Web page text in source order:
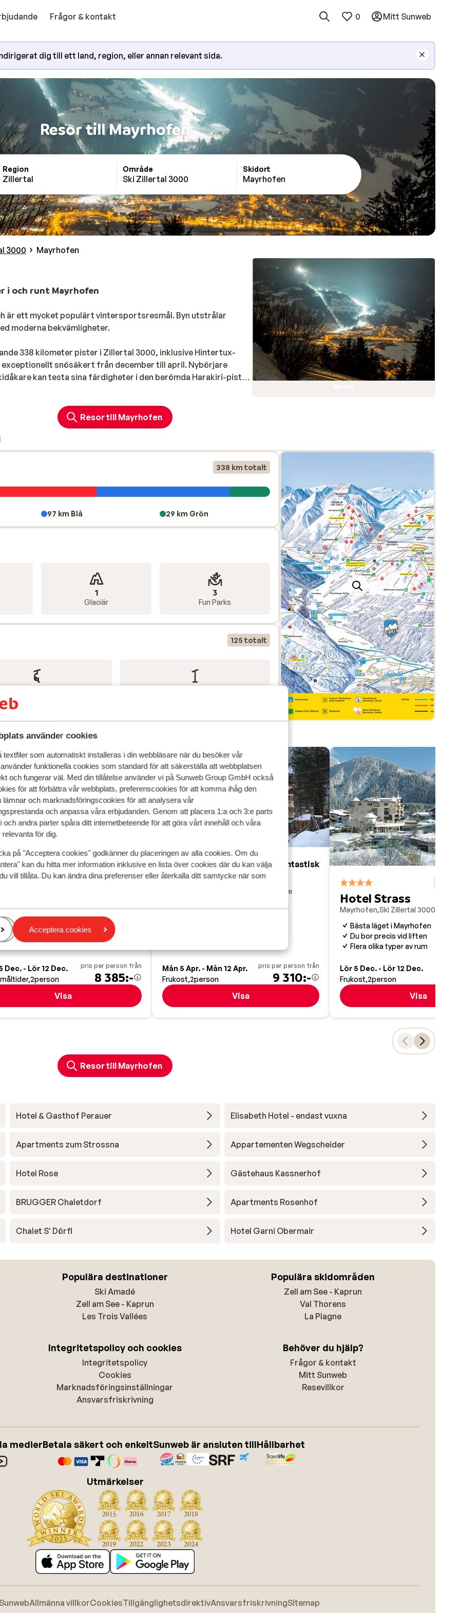
använder cookies
textfiler som automatiskt installeras i din webbläsare när du besöker vår
funktionella cookies som standard för att säkerställa att webbplatsen
och fungerar väl. Med din tillåtelse använder vi på Sunweb Group GmbH också
för att förbättra vår webbplats, preferenscookies för att komma ihåg den
lämnar och marknadsföringscookies för att analysera vår
och anpassa våra erbjudanden. Genom att placera 1:a och 3:e parts
andra parter spåra ditt internetbeteende för att göra vårt innehåll och våra
för dig.
på "Acceptera cookies" godkänner du placeringen av alla cookies. Om du
kan du hitta mer information inklusive en lista över cookies där du kan välja
vill tillåta. Du kan ändra dina preferenser eller återkalla ditt samtycke när som
Acceptera cookies
Frågor & kontakt 0 Mitt Sunweb
dig till ett land, region, eller annan relevant sida.
Resor till Mayrhofen
Region
Zillertal
Område
Ski Zillertal 3000
Skidort
Mayrhofen
3000 Mayrhofen
i och runt Mayrhofen
är ett mycket populärt vintersportsresmål. Byn utstrålar
moderna bekvämligheter.
338 kilometer pister i Zillertal 3000, inklusive Hintertux-
snösäkert från december till april. Nybörjare
kan testa sina färdigheter i den berömda Harakiri-pisten
vilket gör att du kan utforska backarna i Hochzillertal,
de soliga backarna i Penkenjoch till de långa dalgångarna
om alternativa aktiviteter: skridskoåkning på isbanan,
sista minuten-vintersportsemester? Då är Mayrhofen, med
perfekt för både korta skidresor och längre familjesemestrar.
kontrasten för en varierad vintersportdag. På morgonen kan du
kan du njuta av en varm äppelstrudel på en terrass med
en livlig afterski-scen, med välkända hotspots som Brück’n
kan äta på de bästa restaurangerna i Mayrhofen.
Resor till Mayrhofen
338 km totalt
97 km Blå 29 km Grön
1
Glaciär
3
Fun Parks
125 totalt
8.8 Fantastisk
S' Dörfl
bastu
stugor & lägenheter
läge
Dec. - Lör 12 Dec.
2person
pris per person från
8 385:-
Visa
8.8 Fantastisk
Hotel Garni Obermair
Österrike
Inomhuspool
Mån 5 Apr. - Mån 12 Apr.
Frukost 2person
pris per person från
9 310:-
Visa
Hotel Strass
Mayrhofen Ski Zillertal 3000
Bästa läget i Mayrhofen
Du bor precis vid liften
Flera olika typer av rum
Lör 5 Dec. - Lör 12 Dec.
Frukost 2person
Visa
Resor till Mayrhofen
Hotel & Gasthof Perauer Elisabeth Hotel - endast vuxna
Apartments zum Strossna Appartementen Wegscheider
Hotel Rose Gästehaus Kassnerhof
BRUGGER Chaletdorf Apartments Rosenhof
Chalet S' Dörfl Hotel Garni Obermair
Populära destinationer
Ski Amadé
Zell am See - Kaprun
Les Trois Vallées
Populära skidområden
Zell am See - Kaprun
Val Thorens
La Plagne
Integritetspolicy och cookies
Integritetspolicy
Cookies
Marknadsföringsinställningar
Ansvarsfriskrivning
Behöver du hjälp?
Frågor & kontakt
Mitt Sunweb
Resevillkor
medierBetala säkert och enkeltSunweb är ansluten tillHållbarhet
Utmärkelser
Allmänna villkorCookiesTillgänglighetsdirektivAnsvarsfriskrivningSitemap